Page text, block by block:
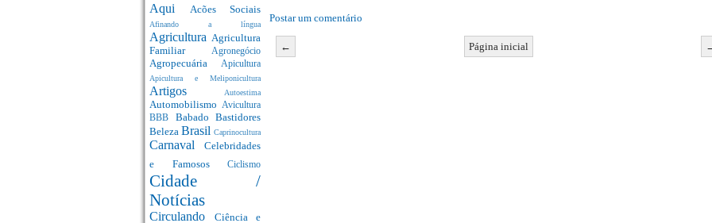
Aqui Acões Sociais
Afinando a língua
Agricultura Agricultura
Familiar Agronegócio
Agropecuária Apicultura
Apicultura e Meliponicultura
Artigos Autoestima
Automobilismo Avicultura
BBB Babado Bastidores
Beleza Brasil Caprinocultura
Carnaval Celebridades
e Famosos Ciclismo
Cidade /
Notícias
Circulando Ciência e
Postar um comentário
← Página inicial